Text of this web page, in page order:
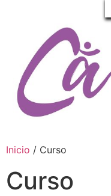
Inicio / Curso
Curso